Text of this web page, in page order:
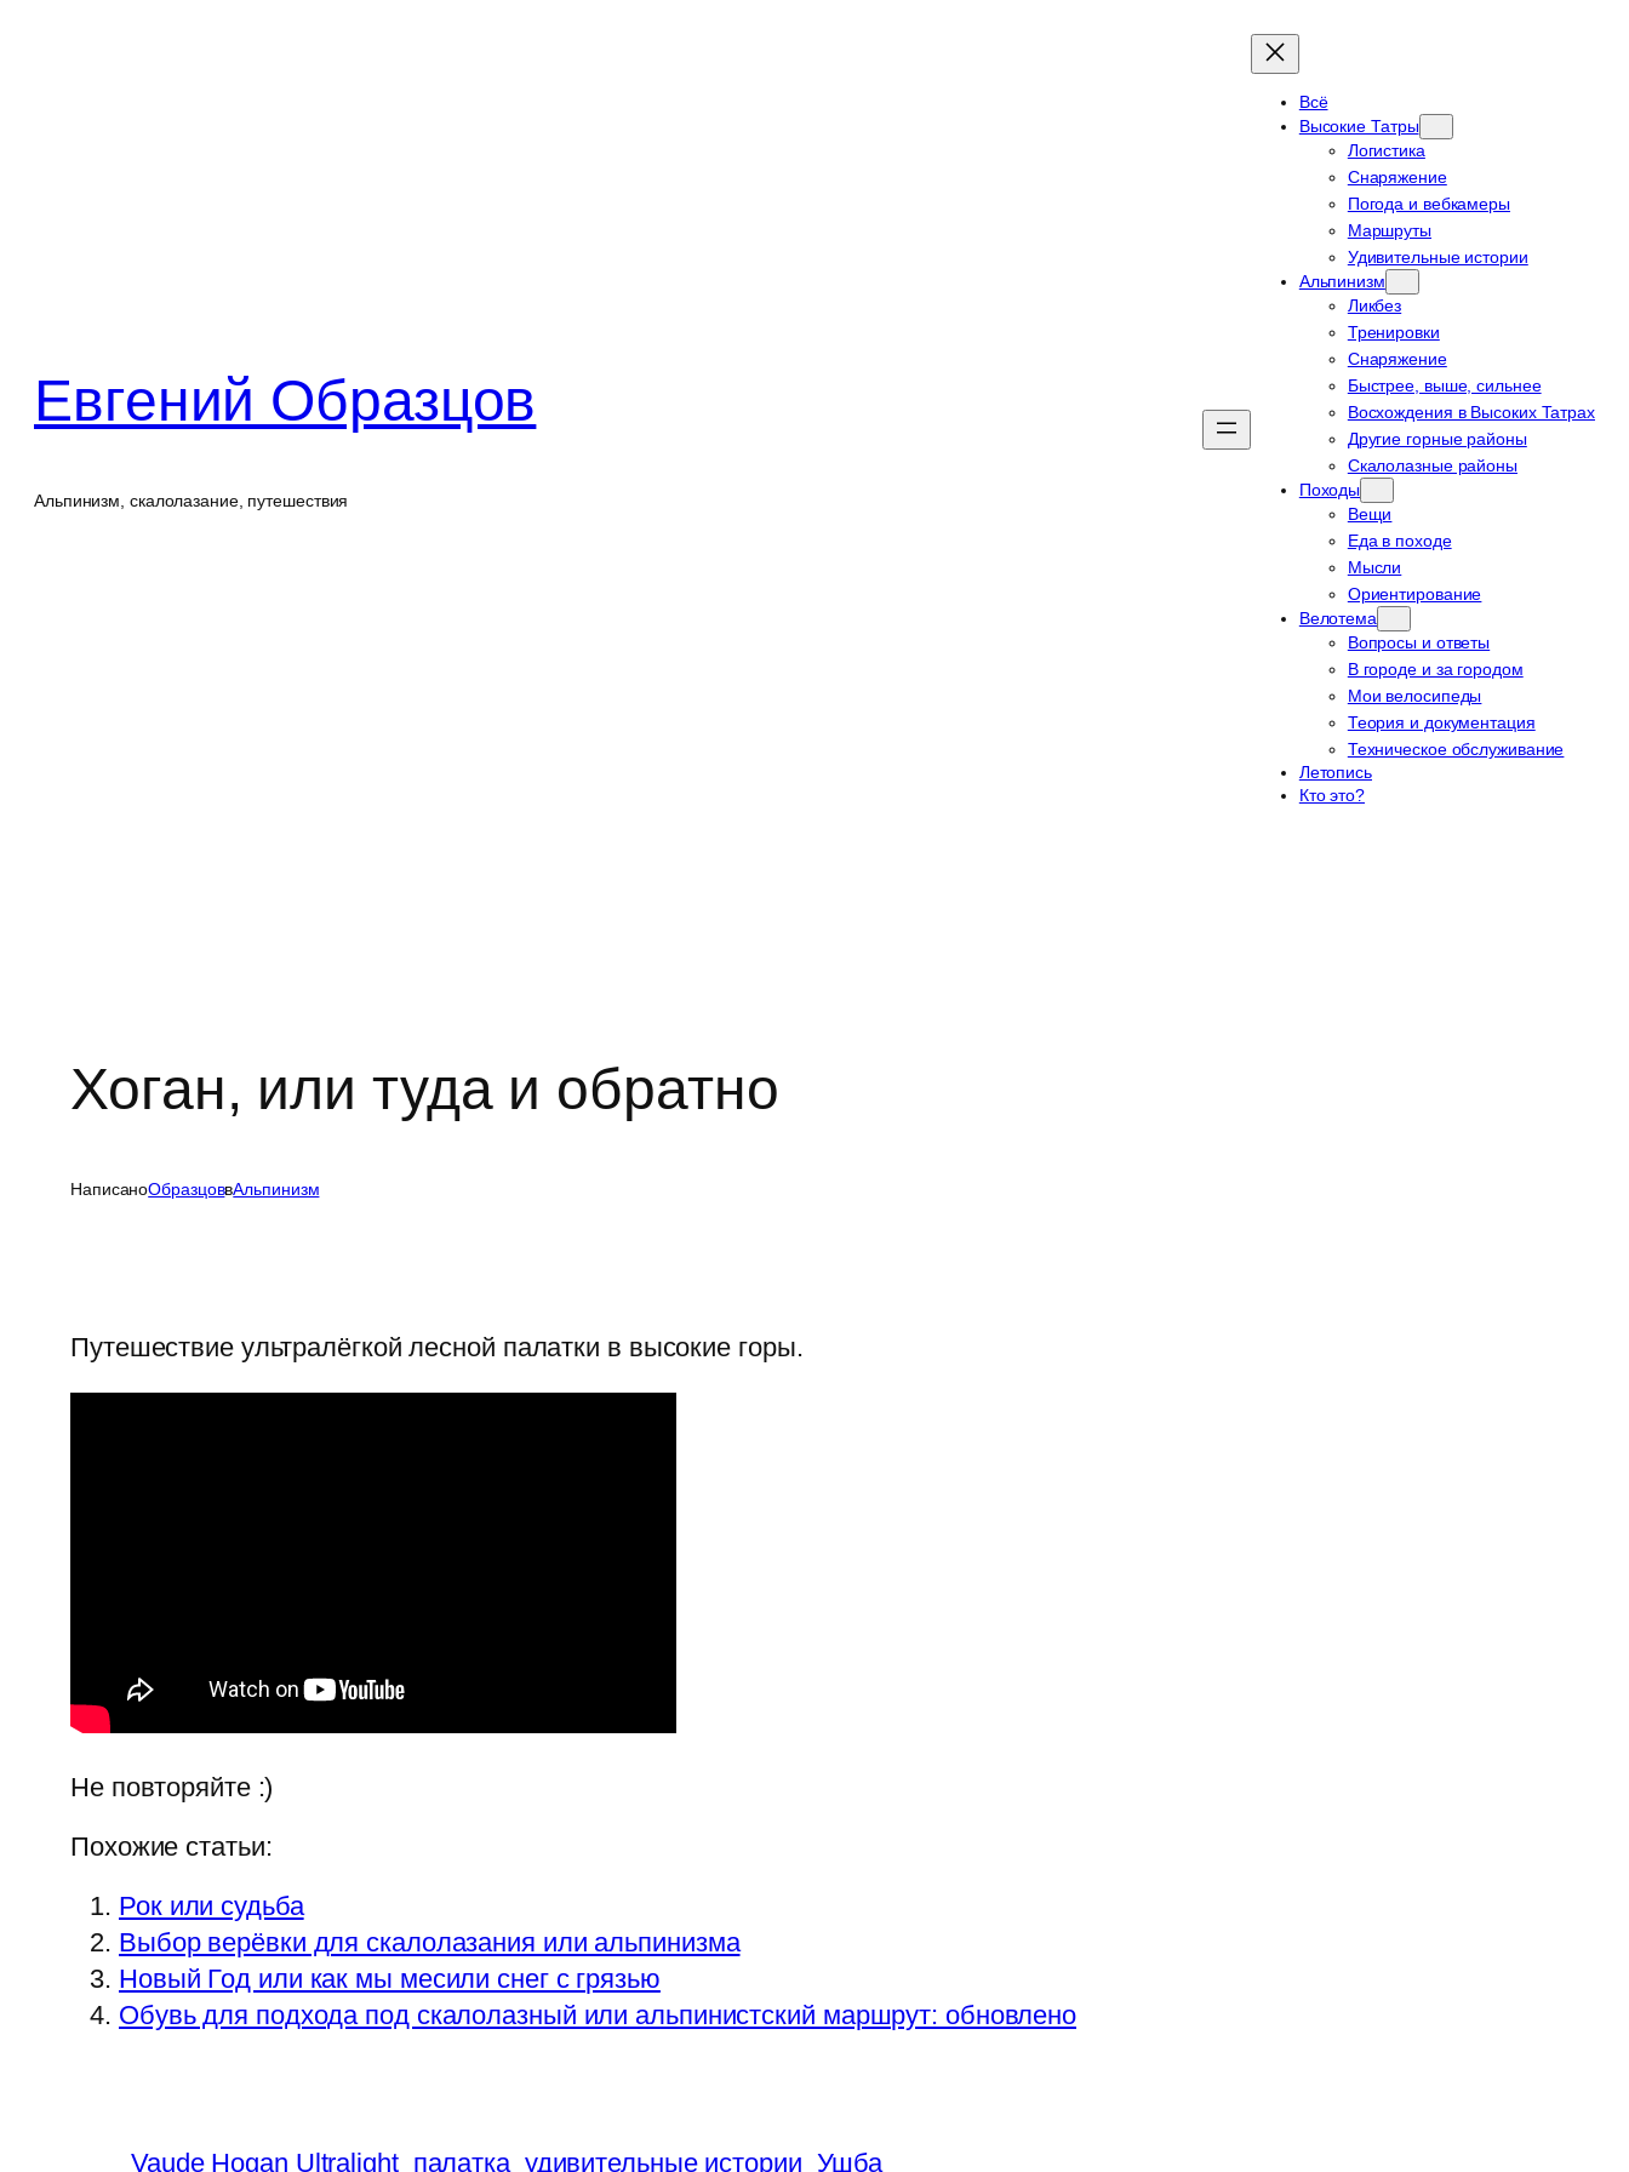
Евгений Образцов
Альпинизм, скалолазание, путешествия
Всё
Высокие Татры
Логистика
Снаряжение
Погода и вебкамеры
Маршруты
Удивительные истории
Альпинизм
Ликбез
Тренировки
Снаряжение
Быстрее, выше, сильнее
Восхождения в Высоких Татрах
Другие горные районы
Скалолазные районы
Походы
Вещи
Еда в походе
Мысли
Ориентирование
Велотема
Вопросы и ответы
В городе и за городом
Мои велосипеды
Теория и документация
Техническое обслуживание
Летопись
Кто это?
Хоган, или туда и обратно
НаписаноОбразцоввАльпинизм
Путешествие ультралёгкой лесной палатки в высокие горы.
Не повторяйте :)
Похожие статьи:
Рок или судьба
Выбор верёвки для скалолазания или альпинизма
Новый Год или как мы месили снег с грязью
Обувь для подхода под скалолазный или альпинистский маршрут: обновлено
Vaude Hogan Ultralight палатка удивительные истории Ушба